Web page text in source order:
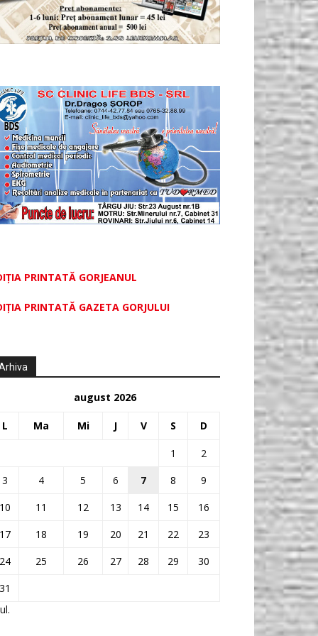
PRINTATĂ GORJEANUL
PRINTATĂ GAZETA GORJULUI
august 2026
L Ma Mi J V S D
1
2
3
4 5 6 7 8
9
11 12 13 14 15
16
18 19 20 21 22
23
25 26 27 28 29
30